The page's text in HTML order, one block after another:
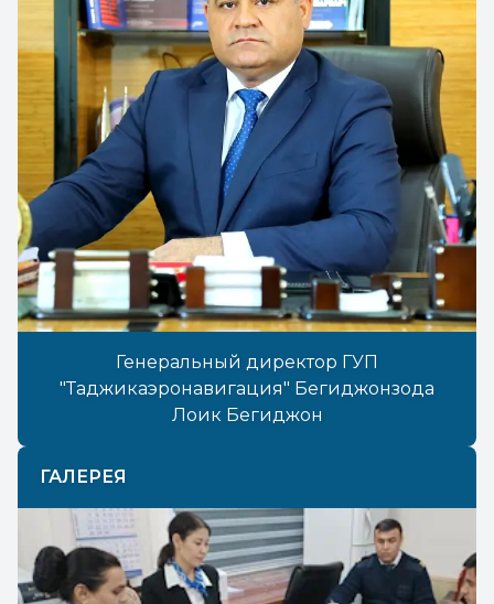
Генеральный директор ГУП
"Таджикаэронавигация" Бегиджонзода
Лоик Бегиджон
ГАЛЕРЕЯ